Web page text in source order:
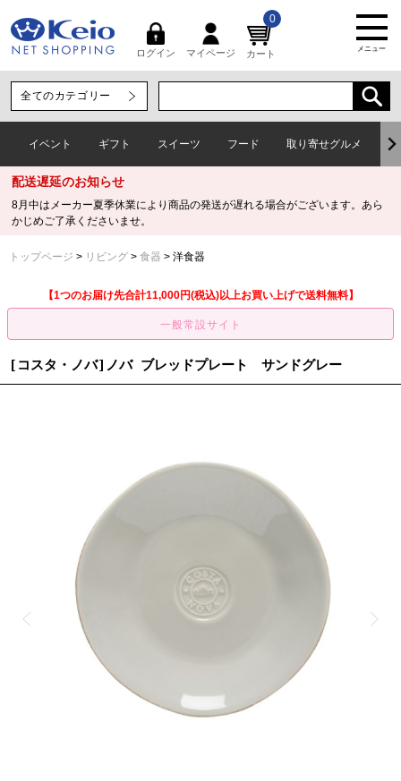
ログイン マイページ カート
0
メニュー
イベント ギフト スイーツ フード 取り寄せグルメ
配送遅延のお知らせ
8月中はメーカー夏季休業により商品の発送が遅れる場合がございます。あら
かじめご了承くださいませ。
トップページ リビング 食器 洋食器
【1つのお届け先合計11,000円(税込)以上お買い上げで送料無料】
[コスタ・ノバ]ノバ ブレッドプレート サンドグレー